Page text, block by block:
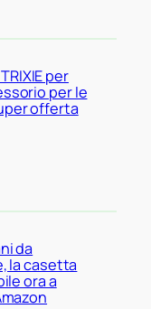
per
per le
offerta
da
la casetta
ora a